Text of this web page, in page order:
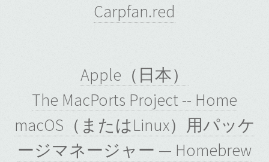
Carpfan.red
Apple（日本）
The MacPorts Project -- Home
macOS（またはLinux）用パッケ
ージマネージャー — Homebrew